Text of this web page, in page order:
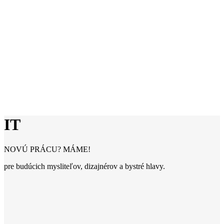
IT
NOVÚ PRÁCU? MÁME!
pre budúcich mysliteľov, dizajnérov a bystré hlavy.